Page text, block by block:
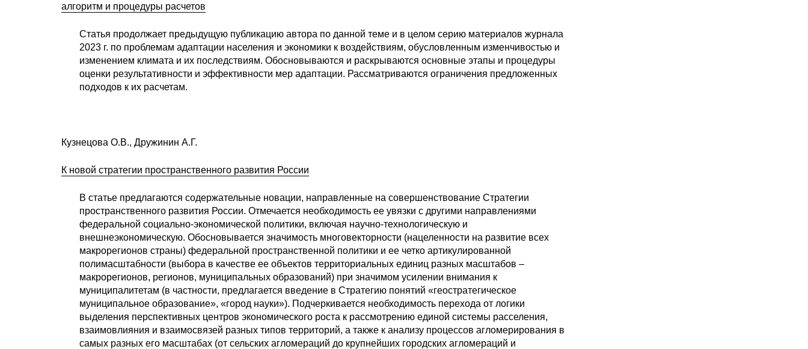
алгоритм и процедуры расчетов
Статья продолжает предыдущую публикацию автора по данной теме и в целом серию материалов журнала
2023 г. по проблемам адаптации населения и экономики к воздействиям, обусловленным изменчивостью и
изменением климата и их последствиям. Обосновываются и раскрываются основные этапы и процедуры
оценки результативности и эффективности мер адаптации. Рассматриваются ограничения предложенных
подходов к их расчетам.
Кузнецова О.В., Дружинин А.Г.
К новой стратегии пространственного развития России
В статье предлагаются содержательные новации, направленные на совершенствование Стратегии
пространственного развития России. Отмечается необходимость ее увязки с другими направлениями
федеральной социально-экономической политики, включая научно-технологическую и
внешнеэкономическую. Обосновывается значимость многовекторности (нацеленности на развитие всех
макрорегионов страны) федеральной пространственной политики и ее четко артикулированной
полимасштабности (выбора в качестве ее объектов территориальных единиц разных масштабов –
макрорегионов, регионов, муниципальных образований) при значимом усилении внимания к
муниципалитетам (в частности, предлагается введение в Стратегию понятий «геостратегическое
муниципальное образование», «город науки»). Подчеркивается необходимость перехода от логики
выделения перспективных центров экономического роста к рассмотрению единой системы расселения,
взаимовлияния и взаимосвязей разных типов территорий, а также к анализу процессов агломерирования в
самых разных его масштабах (от сельских агломераций до крупнейших городских агломераций и